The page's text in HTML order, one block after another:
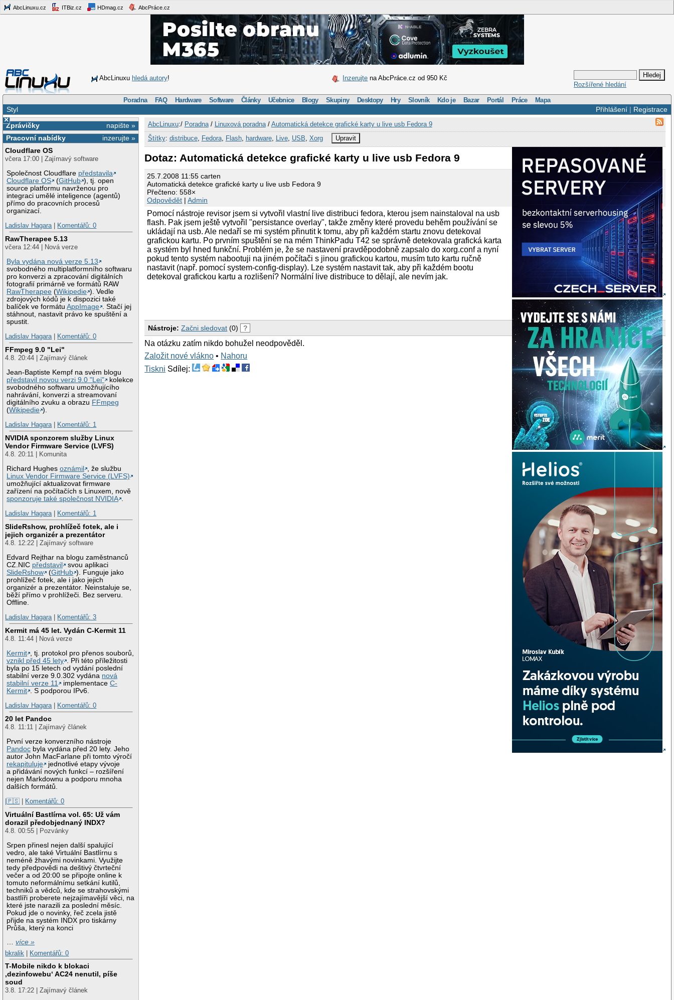
AbcLinuxu.cz ITBiz.cz HDmag.cz AbcPráce.cz
AbcLinuxu hledá autory! Inzerujte na AbcPráce.cz od 950 Kč
Rozšířené hledání
Poradna FAQ Hardware Software Články Učebnice Blogy Skupiny Desktopy Hry Slovník Kdo je Bazar Portál Práce Mapa
Přihlášení| Registrace
Styl
×
napište »
Zprávičky
inzerujte »
Pracovní nabídky
Cloudflare OS
včera 17:00 | Zajímavý software
Společnost Cloudflare představila
Cloudflare OS
(GitHub ), tj. open
source platformu navrženou pro
integraci umělé inteligence (agentů)
přímo do pracovních procesů
organizací.
Ladislav Hagara| Komentářů: 0
RawTherapee 5.13
včera 12:44 | Nová verze
Byla vydána nová verze 5.13
svobodného multiplatformního softwaru
pro konverzi a zpracování digitálních
fotografií primárně ve formátů RAW
RawTherapee (Wikipedie ). Vedle
zdrojových kódů je k dispozici také
balíček ve formátuAppImage
. Stačí jej
stáhnout, nastavit právo ke spuštění a
spustit.
Ladislav Hagara| Komentářů: 0
FFmpeg 9.0 "Lei"
4.8. 20:44 | Zajímavý článek
Jean-Baptiste Kempf na svém blogu
představil novou verzi 9.0 "Lei"
kolekce
svobodného softwaru umožňujícího
nahrávání, konverzi a streamovaní
digitálního zvuku a obrazu FFmpeg
(Wikipedie ).
Ladislav Hagara| Komentářů: 1
NVIDIA sponzorem služby Linux
Vendor Firmware Service (LVFS)
4.8. 20:11 | Komunita
Richard Hughesoznámil
, že službu
Linux Vendor Firmware Service (LVFS)
umožňující aktualizovat firmware
zařízení na počítačích s Linuxem, nově
sponzoruje také společnost NVIDIA
Ladislav Hagara| Komentářů: 1
SlideRshow, prohlížeč fotek, ale i
jejich organizér a prezentátor
4.8. 12:22 | Zajímavý software
Edvard Rejthar na blogu zaměstnanců
CZ.NIC představil
svou aplikaci
SlideRshow
(GitHub ). Funguje jako
prohlížeč fotek, ale i jako jejich
organizér a prezentátor. Neinstaluje se,
běží přímo v prohlížeči. Bez serveru.
Offline.
Ladislav Hagara| Komentářů: 3
Kermit má 45 let. Vydán C-Kermit 11
4.8. 11:44 | Nová verze
Kermit
, tj. protokol pro přenos souborů,
vznikl před 45 lety
. Při této příležitosti
byla po 15 letech od vydání poslední
stabilní verze 9.0.302 vydána nová
stabilní verze 11
implementaceC-
Kermit
. S podporou IPv6.
Ladislav Hagara| Komentářů: 0
20 let Pandoc
4.8. 11:11 | Zajímavý článek
První verze konverzního nástroje
Pandoc byla vydána před 20 lety. Jeho
autor John MacFarlane při tomto výročí
rekapituluje
jednotlivé etapy vývoje
a přidávání nových funkcí – rozšíření
nejen Markdownu a podporu mnoha
dalších formátů.
|🇵🇸
Komentářů: 0
Virtuální Bastlírna vol. 65: Už vám
dorazil předobjednaný INDX?
4.8. 00:55 | Pozvánky
Srpen přinesl nejen další spalující
vedro, ale také Virtuální Bastlírnu s
neméně žhavými novinkami. Využijte
tedy předpovědi na deštivý čtvrteční
večer a od 20:00 se připojte online k
tomuto neformálnímu setkání kutilů,
techniků a vědců, kde se strahovskými
bastlíři proberete nejzajímavější věci, na
které jste narazili za poslední měsíc.
Pokud jde o novinky, řeč zcela jistě
přijde na systém INDX pro tiskárny
Průša, který na konci
…více »
bkralik | Komentářů: 0
T-Mobile nikdo k blokaci
‚dezinfowebu‘ AC24 nenutil, píše
soud
3.8. 17:22 | Zajímavý článek
AbcLinuxu:/ Poradna/ Linuxová poradna/ Automatická detekce grafické karty u live usb Fedora 9
Štítky: distribuce, Fedora, Flash, hardware, Live, USB Xorg Upravit
Dotaz: Automatická detekce grafické karty u live usb Fedora 9
25.7.2008 11:55 carten
Automatická detekce grafické karty u live usb Fedora 9
Přečteno: 558×
Odpovědět |Admin
Pomocí nástroje revisor jsem si vytvořil vlastní live distribuci fedora, kterou jsem nainstaloval na usb
flash. Pak jsem ještě vytvořil "persistance overlay", takže změny které provedu behěm používání se
ukládají na usb. Ale nedaří se mi systém přinutit k tomu, aby při každém startu znovu detekoval
grafickou kartu. Po prvním spuštění se na mém ThinkPadu T42 se správně detekovala grafická karta
a systém byl hned funkční. Problém je, že se nastavení pravděpodobně zapsalo do xorg.conf a nyní
pokud tento systém nabootuji na jiném počítači s jinou grafickou kartou, musím tuto kartu ručně
nastavit (např. pomocí system-config-display). Lze systém nastavit tak, aby při každém bootu
detekoval grafickou kartu a rozlišení? Normální live distribuce to dělají, ale nevím jak.
Nástroje: Začni sledovat (0) ?
Na otázku zatím nikdo bohužel neodpověděl.
Založit nové vlákno • Nahoru
Tiskni Sdílej: